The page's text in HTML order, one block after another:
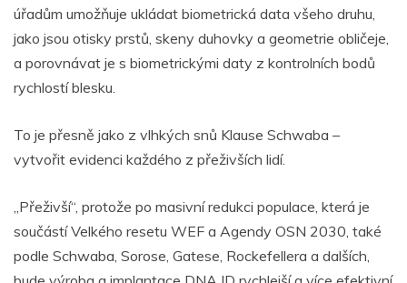
úřadům umožňuje ukládat biometrická data všeho druhu,
jako jsou otisky prstů, skeny duhovky a geometrie obličeje,
a porovnávat je s biometrickými daty z kontrolních bodů
rychlostí blesku.
To je přesně jako z vlhkých snů Klause Schwaba –
vytvořit evidenci každého z přeživších lidí.
„Přeživší“, protože po masivní redukci populace, která je
součástí Velkého resetu WEF a Agendy OSN 2030, také
podle Schwaba, Sorose, Gatese, Rockefellera a dalších,